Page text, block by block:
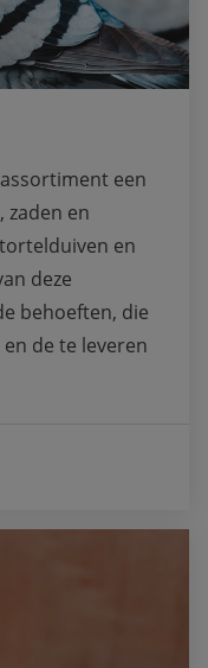
een
zaden en
en
deze
behoeften, die
de te leveren